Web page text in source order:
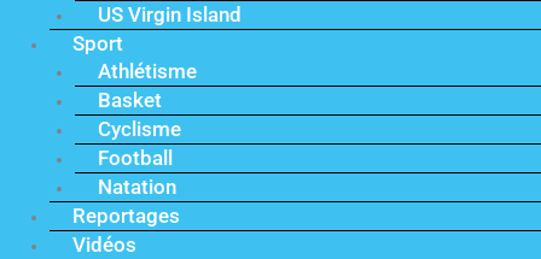
US Virgin Island
Sport
Athlétisme
Basket
Cyclisme
Football
Natation
Reportages
Vidéos